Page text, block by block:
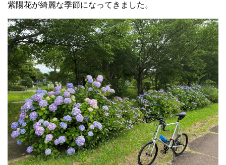
紫陽花が綺麗な季節になってきました。